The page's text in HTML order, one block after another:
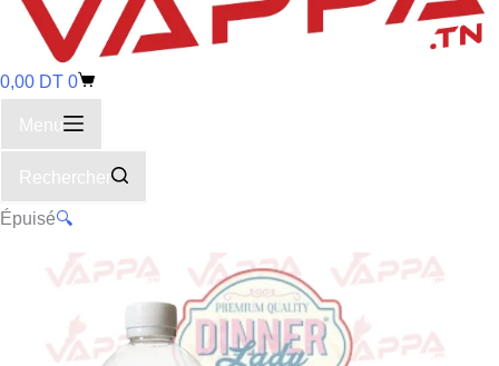
0,00 DT 0
Menu
Rechercher
Épuisé🔍